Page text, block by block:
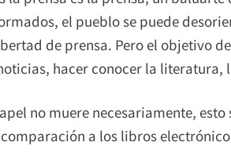
el pueblo se puede
de prensa. Pero el objetivo
hacer conocer la literatura,
no muere necesariamente,
a los libros